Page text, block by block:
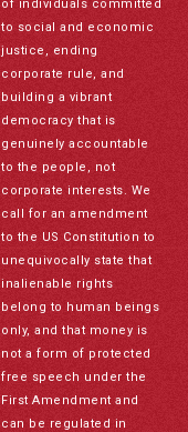
of individuals committed
to social and economic
justice, ending
corporate rule, and
building a vibrant
democracy that is
genuinely accountable
to the people, not
corporate interests. We
call for an amendment
to the US Constitution to
unequivocally state that
inalienable rights
belong to human beings
only, and that money is
not a form of protected
free speech under the
First Amendment and
can be regulated in